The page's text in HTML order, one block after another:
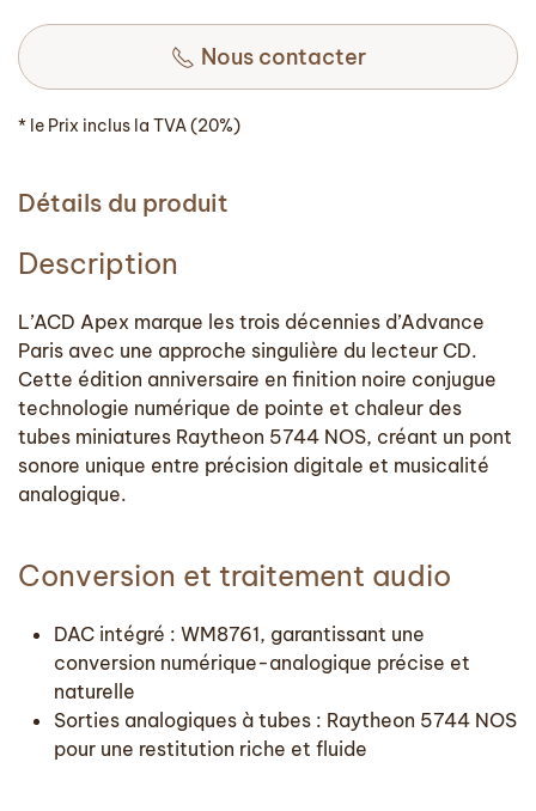
Nous contacter
* le Prix inclus la TVA (20%)
Détails du produit
Description
L’ACD Apex marque les trois décennies d’Advance
Paris avec une approche singulière du lecteur CD.
Cette édition anniversaire en finition noire conjugue
technologie numérique de pointe et chaleur des
tubes miniatures Raytheon 5744 NOS, créant un pont
sonore unique entre précision digitale et musicalité
analogique.
Conversion et traitement audio
DAC intégré : WM8761, garantissant une
conversion numérique-analogique précise et
naturelle
Sorties analogiques à tubes : Raytheon 5744 NOS
pour une restitution riche et fluide